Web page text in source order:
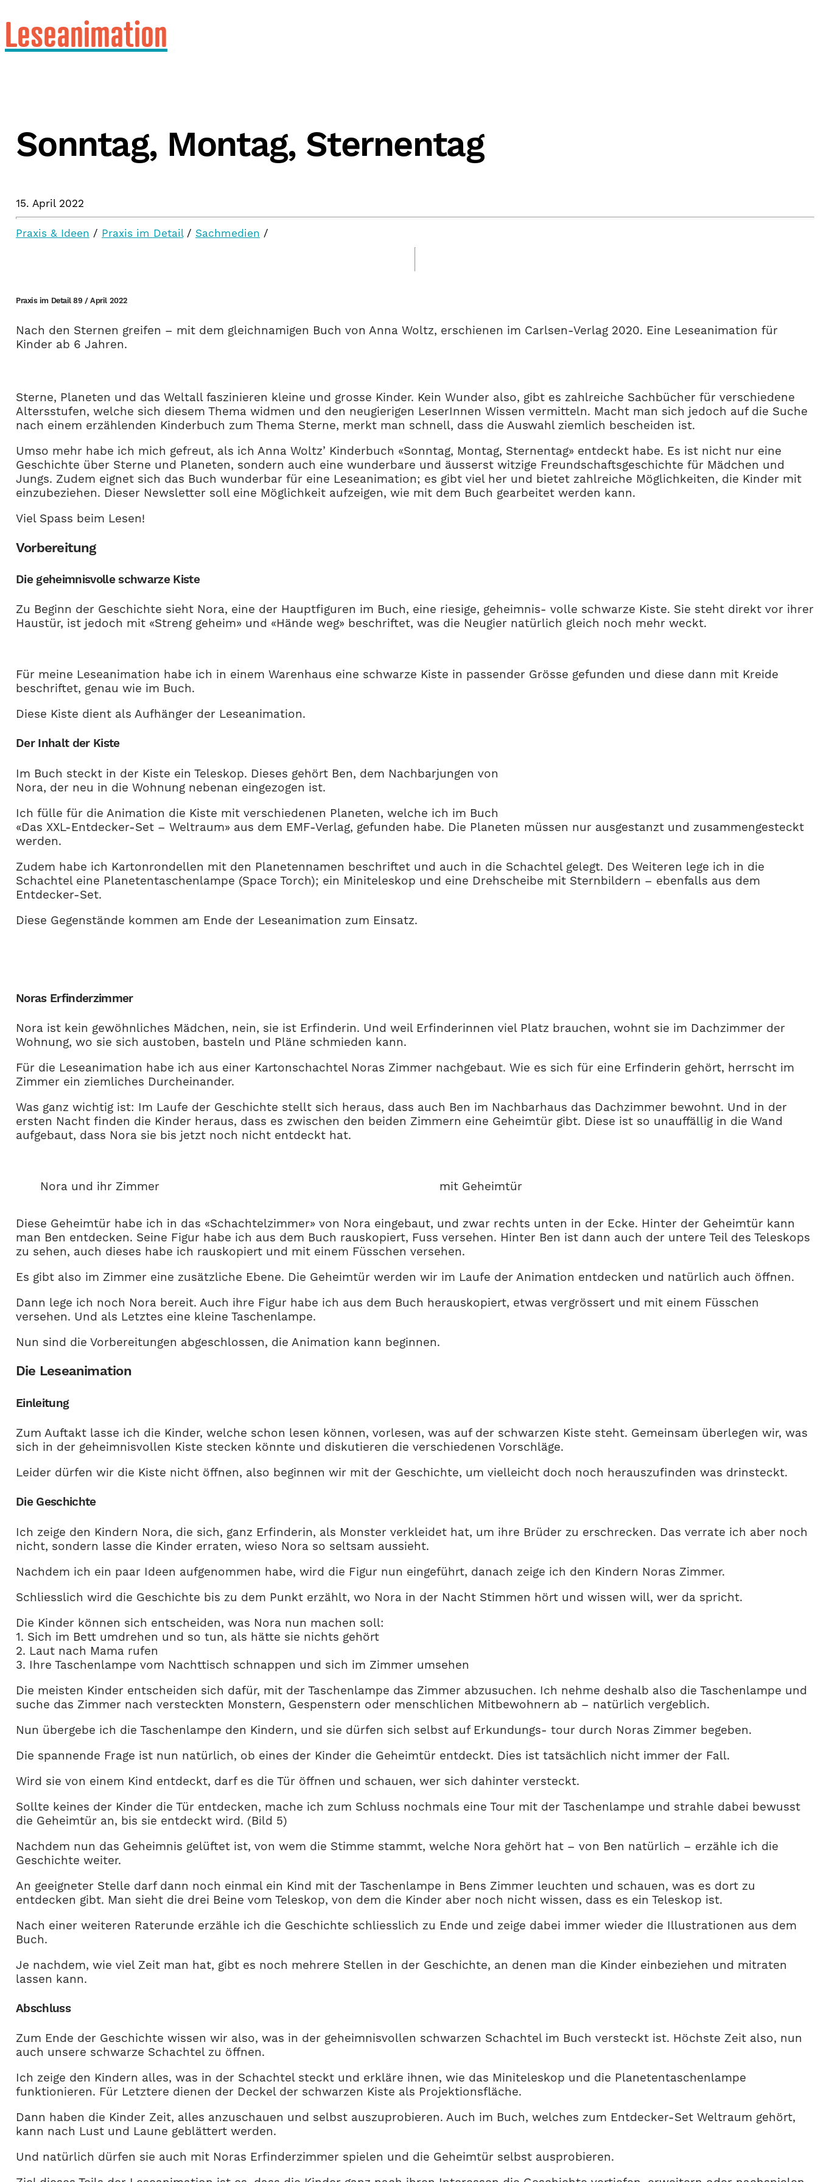
Leseanimation
Sonntag, Montag, Sternentag
15. April 2022
Praxis & Ideen / Praxis im Detail/ Sachmedien /
Praxis im Detail 89 / April 2022
Nach den Sternen greifen – mit dem gleichnamigen Buch von Anna Woltz, erschienen im Carlsen-Verlag 2020. Eine Leseanimation für
Kinder ab 6 Jahren.
Sterne, Planeten und das Weltall faszinieren kleine und grosse Kinder. Kein Wunder also, gibt es zahlreiche Sachbücher für verschiedene
Altersstufen, welche sich diesem Thema widmen und den neugierigen LeserInnen Wissen vermitteln. Macht man sich jedoch auf die Suche
nach einem erzählenden Kinderbuch zum Thema Sterne, merkt man schnell, dass die Auswahl ziemlich bescheiden ist.
Umso mehr habe ich mich gefreut, als ich Anna Woltz’ Kinderbuch «Sonntag, Montag, Sternentag» entdeckt habe. Es ist nicht nur eine
Geschichte über Sterne und Planeten, sondern auch eine wunderbare und äusserst witzige Freundschaftsgeschichte für Mädchen und
Jungs. Zudem eignet sich das Buch wunderbar für eine Leseanimation; es gibt viel her und bietet zahlreiche Möglichkeiten, die Kinder mit
einzubeziehen. Dieser Newsletter soll eine Möglichkeit aufzeigen, wie mit dem Buch gearbeitet werden kann.
Viel Spass beim Lesen!
Vorbereitung
Die geheimnisvolle schwarze Kiste
Zu Beginn der Geschichte sieht Nora, eine der Hauptfiguren im Buch, eine riesige, geheimnis- volle schwarze Kiste. Sie steht direkt vor ihrer
Haustür, ist jedoch mit «Streng geheim» und «Hände weg» beschriftet, was die Neugier natürlich gleich noch mehr weckt.
Für meine Leseanimation habe ich in einem Warenhaus eine schwarze Kiste in passender Grösse gefunden und diese dann mit Kreide
beschriftet, genau wie im Buch.
Diese Kiste dient als Aufhänger der Leseanimation.
Der Inhalt der Kiste
Im Buch steckt in der Kiste ein Teleskop. Dieses gehört Ben, dem Nachbarjungen von
Nora, der neu in die Wohnung nebenan eingezogen ist.
Ich fülle für die Animation die Kiste mit verschiedenen Planeten, welche ich im Buch
«Das XXL-Entdecker-Set – Weltraum» aus dem EMF-Verlag, gefunden habe. Die Planeten müssen nur ausgestanzt und zusammengesteckt
werden.
Zudem habe ich Kartonrondellen mit den Planetennamen beschriftet und auch in die Schachtel gelegt. Des Weiteren lege ich in die
Schachtel eine Planetentaschenlampe (Space Torch); ein Miniteleskop und eine Drehscheibe mit Sternbildern – ebenfalls aus dem
Entdecker-Set.
Diese Gegenstände kommen am Ende der Leseanimation zum Einsatz.
Noras Erfinderzimmer
Nora ist kein gewöhnliches Mädchen, nein, sie ist Erfinderin. Und weil Erfinderinnen viel Platz brauchen, wohnt sie im Dachzimmer der
Wohnung, wo sie sich austoben, basteln und Pläne schmieden kann.
Für die Leseanimation habe ich aus einer Kartonschachtel Noras Zimmer nachgebaut. Wie es sich für eine Erfinderin gehört, herrscht im
Zimmer ein ziemliches Durcheinander.
Was ganz wichtig ist: Im Laufe der Geschichte stellt sich heraus, dass auch Ben im Nachbarhaus das Dachzimmer bewohnt. Und in der
ersten Nacht finden die Kinder heraus, dass es zwischen den beiden Zimmern eine Geheimtür gibt. Diese ist so unauffällig in die Wand
aufgebaut, dass Nora sie bis jetzt noch nicht entdeckt hat.
Nora und ihr Zimmer mit Geheimtür
Diese Geheimtür habe ich in das «Schachtelzimmer» von Nora eingebaut, und zwar rechts unten in der Ecke. Hinter der Geheimtür kann
man Ben entdecken. Seine Figur habe ich aus dem Buch rauskopiert, Fuss versehen. Hinter Ben ist dann auch der untere Teil des Teleskops
zu sehen, auch dieses habe ich rauskopiert und mit einem Füsschen versehen.
Es gibt also im Zimmer eine zusätzliche Ebene. Die Geheimtür werden wir im Laufe der Animation entdecken und natürlich auch öffnen.
Dann lege ich noch Nora bereit. Auch ihre Figur habe ich aus dem Buch herauskopiert, etwas vergrössert und mit einem Füsschen
versehen. Und als Letztes eine kleine Taschenlampe.
Nun sind die Vorbereitungen abgeschlossen, die Animation kann beginnen.
Die Leseanimation
Einleitung
Zum Auftakt lasse ich die Kinder, welche schon lesen können, vorlesen, was auf der schwarzen Kiste steht. Gemeinsam überlegen wir, was
sich in der geheimnisvollen Kiste stecken könnte und diskutieren die verschiedenen Vorschläge.
Leider dürfen wir die Kiste nicht öffnen, also beginnen wir mit der Geschichte, um vielleicht doch noch herauszufinden was drinsteckt.
Die Geschichte
Ich zeige den Kindern Nora, die sich, ganz Erfinderin, als Monster verkleidet hat, um ihre Brüder zu erschrecken. Das verrate ich aber noch
nicht, sondern lasse die Kinder erraten, wieso Nora so seltsam aussieht.
Nachdem ich ein paar Ideen aufgenommen habe, wird die Figur nun eingeführt, danach zeige ich den Kindern Noras Zimmer.
Schliesslich wird die Geschichte bis zu dem Punkt erzählt, wo Nora in der Nacht Stimmen hört und wissen will, wer da spricht.
Die Kinder können sich entscheiden, was Nora nun machen soll:
1. Sich im Bett umdrehen und so tun, als hätte sie nichts gehört
2. Laut nach Mama rufen
3. Ihre Taschenlampe vom Nachttisch schnappen und sich im Zimmer umsehen
Die meisten Kinder entscheiden sich dafür, mit der Taschenlampe das Zimmer abzusuchen. Ich nehme deshalb also die Taschenlampe und
suche das Zimmer nach versteckten Monstern, Gespenstern oder menschlichen Mitbewohnern ab – natürlich vergeblich.
Nun übergebe ich die Taschenlampe den Kindern, und sie dürfen sich selbst auf Erkundungs- tour durch Noras Zimmer begeben.
Die spannende Frage ist nun natürlich, ob eines der Kinder die Geheimtür entdeckt. Dies ist tatsächlich nicht immer der Fall.
Wird sie von einem Kind entdeckt, darf es die Tür öffnen und schauen, wer sich dahinter versteckt.
Sollte keines der Kinder die Tür entdecken, mache ich zum Schluss nochmals eine Tour mit der Taschenlampe und strahle dabei bewusst
die Geheimtür an, bis sie entdeckt wird. (Bild 5)
Nachdem nun das Geheimnis gelüftet ist, von wem die Stimme stammt, welche Nora gehört hat – von Ben natürlich – erzähle ich die
Geschichte weiter.
An geeigneter Stelle darf dann noch einmal ein Kind mit der Taschenlampe in Bens Zimmer leuchten und schauen, was es dort zu
entdecken gibt. Man sieht die drei Beine vom Teleskop, von dem die Kinder aber noch nicht wissen, dass es ein Teleskop ist.
Nach einer weiteren Raterunde erzähle ich die Geschichte schliesslich zu Ende und zeige dabei immer wieder die Illustrationen aus dem
Buch.
Je nachdem, wie viel Zeit man hat, gibt es noch mehrere Stellen in der Geschichte, an denen man die Kinder einbeziehen und mitraten
lassen kann.
Abschluss
Zum Ende der Geschichte wissen wir also, was in der geheimnisvollen schwarzen Schachtel im Buch versteckt ist. Höchste Zeit also, nun
auch unsere schwarze Schachtel zu öffnen.
Ich zeige den Kindern alles, was in der Schachtel steckt und erkläre ihnen, wie das Miniteleskop und die Planetentaschenlampe
funktionieren. Für Letztere dienen der Deckel der schwarzen Kiste als Projektionsfläche.
Dann haben die Kinder Zeit, alles anzuschauen und selbst auszuprobieren. Auch im Buch, welches zum Entdecker-Set Weltraum gehört,
kann nach Lust und Laune geblättert werden.
Und natürlich dürfen sie auch mit Noras Erfinderzimmer spielen und die Geheimtür selbst ausprobieren.